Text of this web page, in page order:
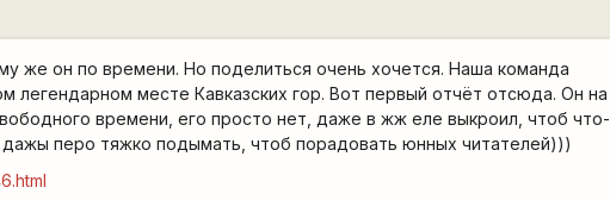
же он по времени. Но поделиться очень хочется. Наша команда
легендарном месте Кавказских гор. Вот первый отчёт отсюда. Он на
времени, его просто нет, даже в жж еле выкроил, чтоб что-
дажы перо тяжко подымать, чтоб порадовать юнных читателей)))